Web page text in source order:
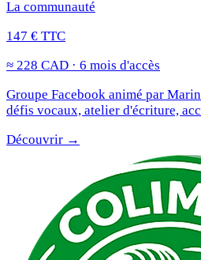
La communauté
147 € TTC
≈ 228 CAD · 6 mois d'accès
Groupe Facebook animé par
défis vocaux, atelier d'écriture,
Découvrir →